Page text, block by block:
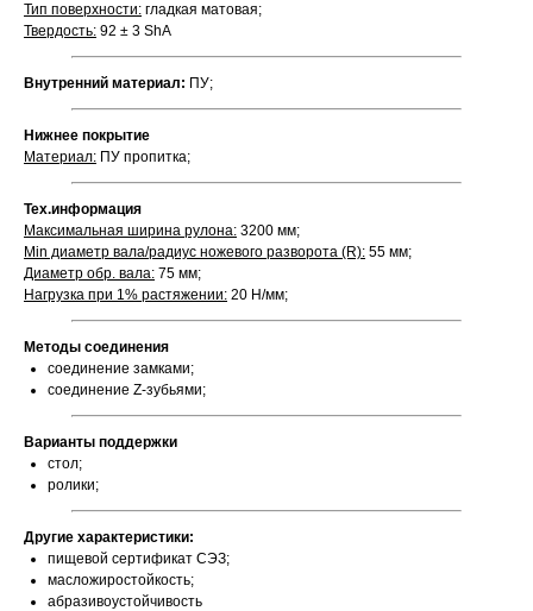
Тип поверхности: гладкая матовая;
Твердость: 92 ± 3 ShA
Внутренний материал: ПУ;
Нижнее покрытие
Материал: ПУ пропитка;
Тех.информация
Максимальная ширина рулона: 3200 мм;
Min диаметр вала/радиус ножевого разворота (R): 55 мм;
Диаметр обр. вала: 75 мм;
Нагрузка при 1% растяжении: 20 Н/мм;
Методы соединения
соединение замками;
соединение Z-зубьями;
Варианты поддержки
стол;
ролики;
Другие характеристики:
пищевой сертификат СЭЗ;
масложиростойкость;
абразивоустойчивость